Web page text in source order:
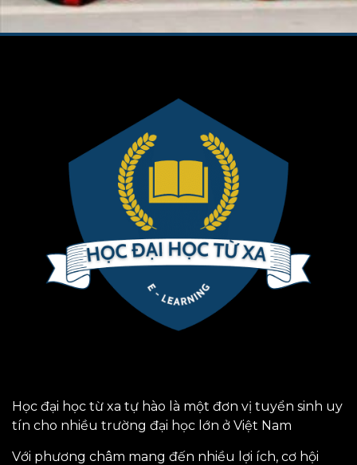
Học đại học từ xa tự hào là một đơn vị tuyển sinh uy
tín cho nhiều trường đại học lớn ở Việt Nam
Với phương châm mang đến nhiều lợi ích, cơ hội